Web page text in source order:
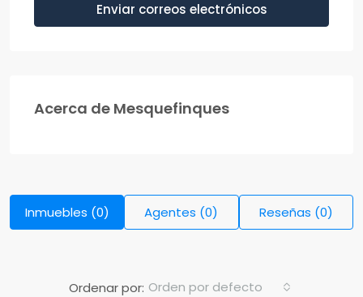
Enviar correos electrónicos
Acerca de Mesquefinques
Inmuebles (0) Agentes (0) Reseñas (0)
Ordenar por: Orden por defecto